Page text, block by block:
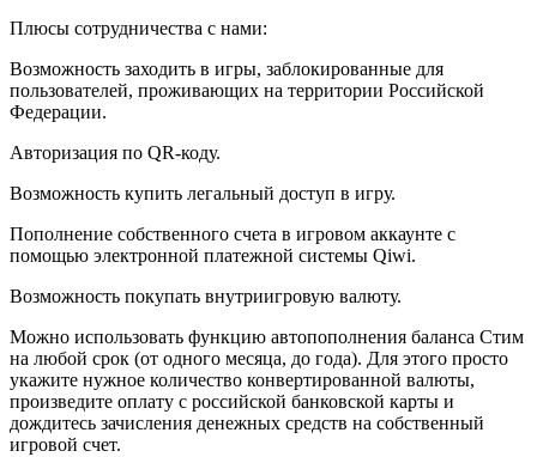
Плюсы сотрудничества с нами:
Возможность заходить в игры, заблокированные для
пользователей, проживающих на территории Российской
Федерации.
Авторизация по QR-коду.
Возможность купить легальный доступ в игру.
Пополнение собственного счета в игровом аккаунте с
помощью электронной платежной системы Qiwi.
Возможность покупать внутриигровую валюту.
Можно использовать функцию автопополнения баланса Стим
на любой срок (от одного месяца, до года). Для этого просто
укажите нужное количество конвертированной валюты,
произведите оплату с российской банковской карты и
дождитесь зачисления денежных средств на собственный
игровой счет.